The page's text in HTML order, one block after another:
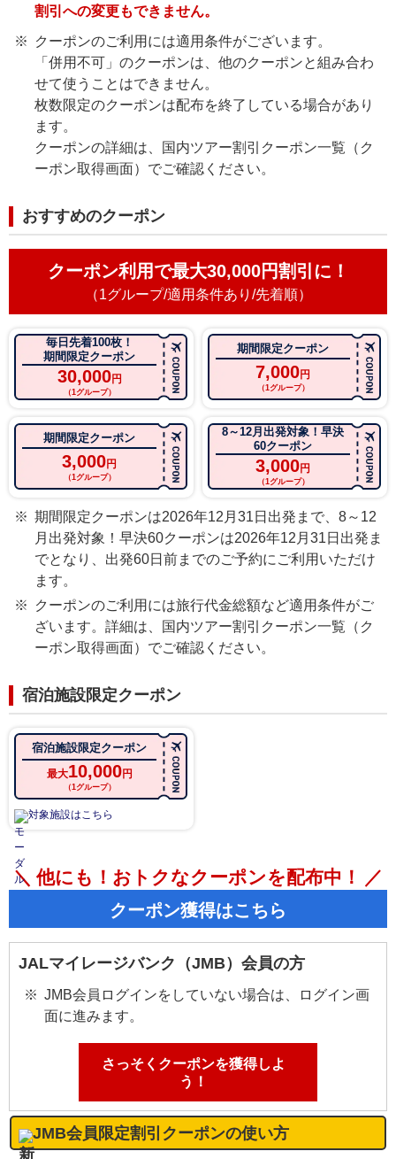
割引への変更もできません。
クーポンのご利用には適用条件がございます。
「併用不可」のクーポンは、他のクーポンと組み合わ
せて使うことはできません。
枚数限定のクーポンは配布を終了している場合があり
ます。
クーポンの詳細は、国内ツアー割引クーポン一覧（ク
ーポン取得画面）でご確認ください。
おすすめのクーポン
クーポン利用で最大30,000円割引に！
（1グループ/適用条件あり/先着順）
毎日先着100枚！
期間限定クーポン
30,000円
（1グループ）
期間限定クーポン
7,000円
（1グループ）
期間限定クーポン
3,000円
（1グループ）
8～12月出発対象！早決
60クーポン
3,000円
（1グループ）
期間限定クーポンは2026年12月31日出発まで、8～12
月出発対象！早決60クーポンは2026年12月31日出発ま
でとなり、出発60日前までのご予約にご利用いただけ
ます。
クーポンのご利用には旅行代金総額など適用条件がご
ざいます。詳細は、国内ツアー割引クーポン一覧（ク
ーポン取得画面）でご確認ください。
宿泊施設限定クーポン
宿泊施設限定クーポン
最大10,000円
（1グループ）
対象施設はこちら
他にも！おトクなクーポンを配布中！
クーポン獲得はこちら
JALマイレージバンク（JMB）会員の方
JMB会員ログインをしていない場合は、ログイン画
面に進みます。
さっそくクーポンを獲得しよ
う！
JMB会員限定割引クーポンの使い方